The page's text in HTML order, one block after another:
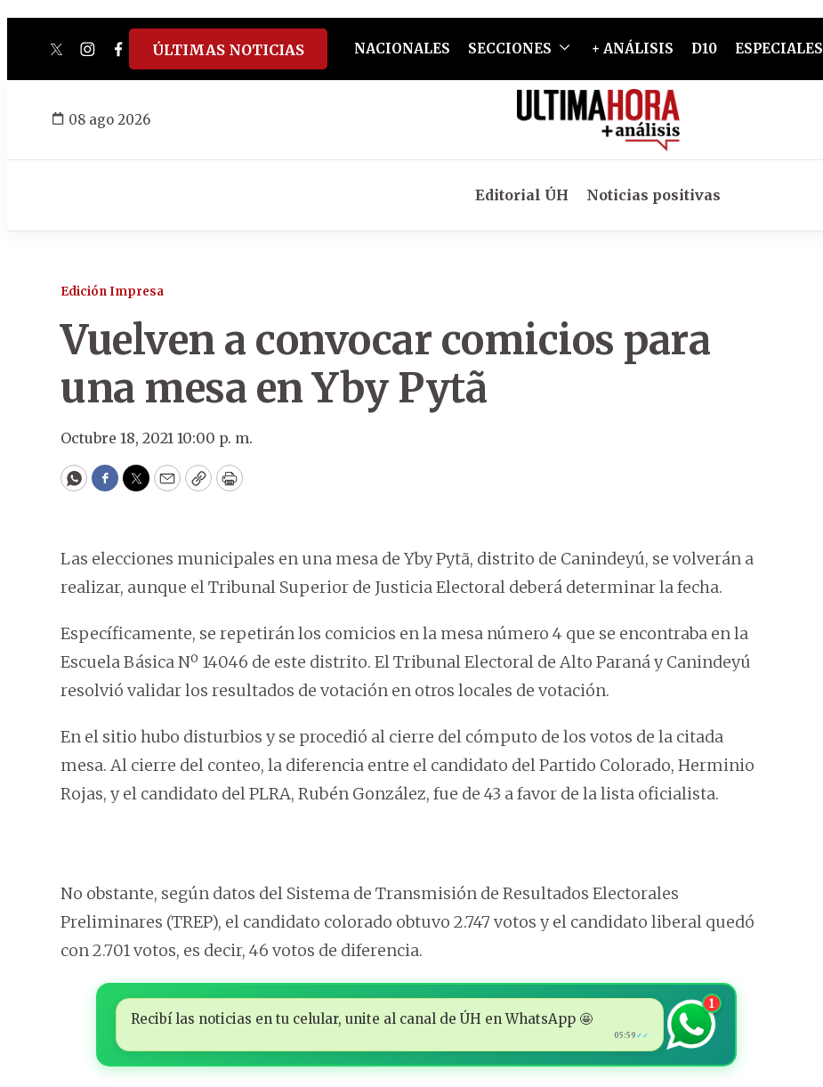
twitterinstagram
facebook
tiktokyoutube
spotify
ÚLTIMAS NOTICIAS NACIONALES SECCIONES + ANÁLISIS D10 ESPECIALES
08 ago 2026
Editorial ÚH Noticias positivas
Edición Impresa
Vuelven a convocar comicios para
una mesa en Yby Pytã
Octubre 18, 2021 10:00 p. m.
WhatsApp
Facebook
Twitter
EmailCopyPrint
Las elecciones municipales en una mesa de Yby Pytã, distrito de Canindeyú, se volverán a
realizar, aunque el Tribunal Superior de Justicia Electoral deberá determinar la fecha.
Específicamente, se repetirán los comicios en la mesa número 4 que se encontraba en la
Escuela Básica Nº 14046 de este distrito. El Tribunal Electoral de Alto Paraná y Canindeyú
resolvió validar los resultados de votación en otros locales de votación.
En el sitio hubo disturbios y se procedió al cierre del cómputo de los votos de la citada
mesa. Al cierre del conteo, la diferencia entre el candidato del Partido Colorado, Herminio
Rojas, y el candidato del PLRA, Rubén González, fue de 43 a favor de la lista oficialista.
No obstante, según datos del Sistema de Transmisión de Resultados Electorales
Preliminares (TREP), el candidato colorado obtuvo 2.747 votos y el candidato liberal quedó
con 2.701 votos, es decir, 46 votos de diferencia.
Recibí las noticias en tu celular, unite al canal de ÚH en WhatsApp 🤩
05:59 ✓✓
1